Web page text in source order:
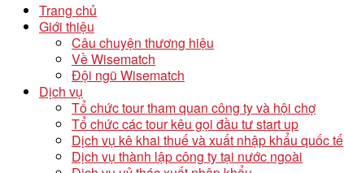
Trang chủ
Giới thiệu
Câu chuyện thương hiệu
Về Wisematch
Đội ngũ Wisematch
Dịch vụ
Tổ chức tour tham quan công ty và hội chợ
Tổ chức các tour kêu gọi đầu tư start up
Dịch vụ kê khai thuế và xuất nhập khẩu quốc tế
Dịch vụ thành lập công ty tại nước ngoài